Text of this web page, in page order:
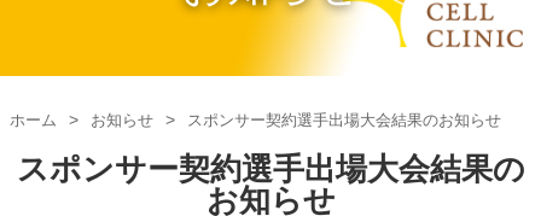
ホーム お知らせ スポンサー契約選手出場大会結果のお知らせ
スポンサー契約選手出場大会結果の
お知らせ